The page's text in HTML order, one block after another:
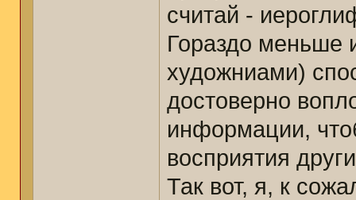
считай -
Гораздо меньше
художниами)
достоверно
информации,
восприятия
Так вот, я, к